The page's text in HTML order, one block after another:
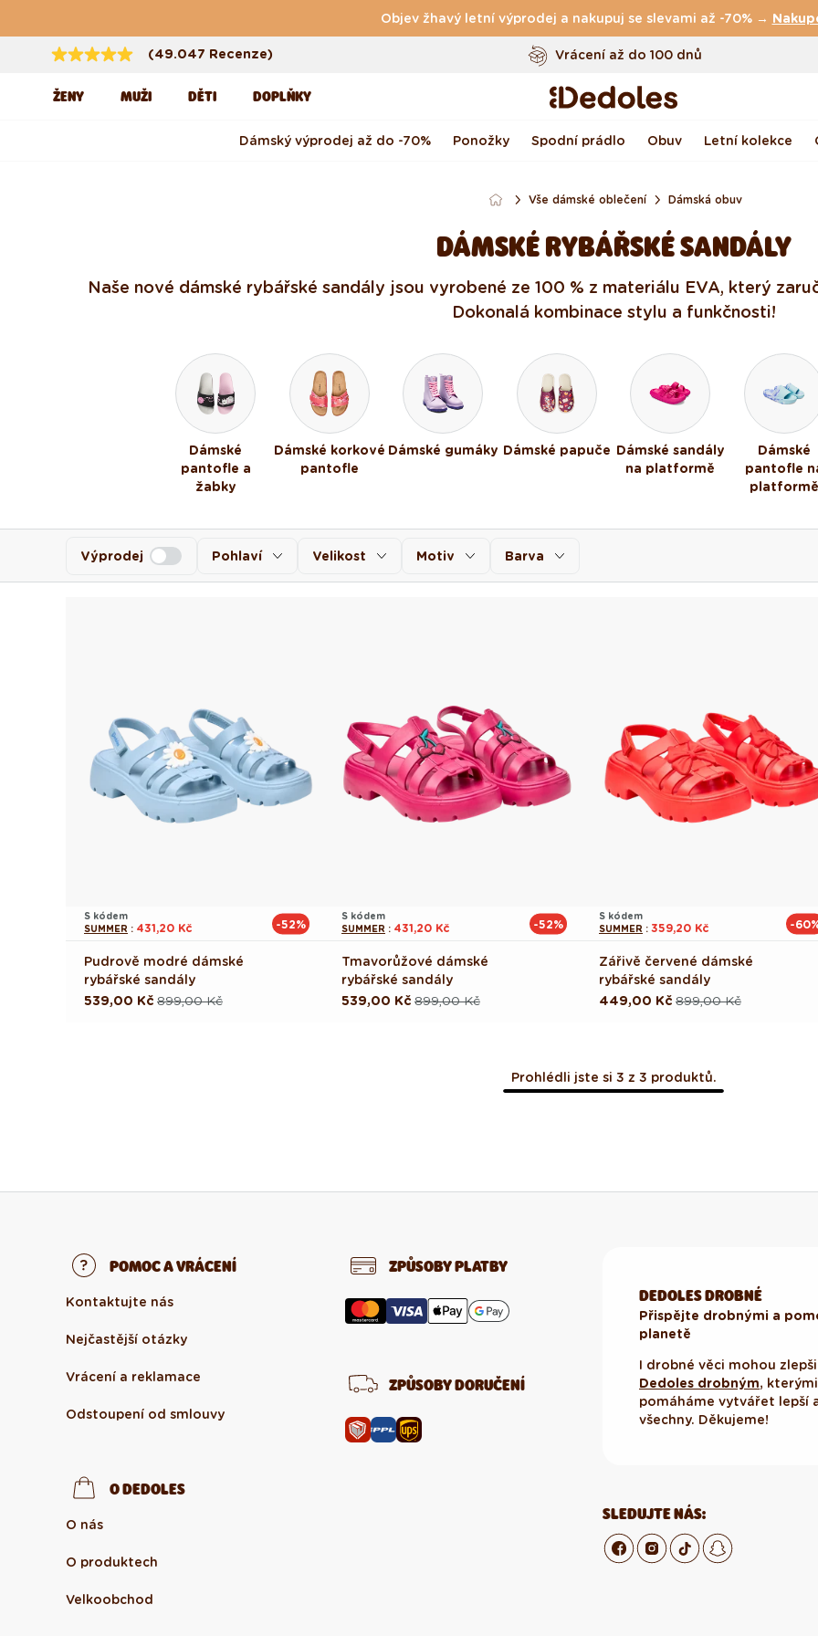
Objev žhavý letní výprodej a nakupuj se slevami až -70% →
(49.047 Recenze)
Dopravazdarma nad999 Kč
Vrácení až do 100 dnů
Originální design navržený u nás
ŽENY MUŽI DĚTI DOPLŇKY
Dámský výprodej až do -70% Ponožky Spodní prádlo Obuv Letní kolekce
Vše dámské oblečení Dámská obuv
DÁMSKÉ RYBÁŘSKÉ SANDÁLY
Naše nové dámské rybářské sandály jsou vyrobené ze 100 % z materiálu EVA, který
Dokonalá kombinace stylu a funkčnosti!
Dámské
pantofle a
žabky
Dámské korkové
pantofle
Dámské gumáky Dámské papuče Dámské sandály
na platformě
Dámské
pantofle
platformě
Pohlaví Velikost Motiv Barva
Výprodej
S kódem
SUMMER : 431,20 Kč -52%
Pudrově modré dámské
rybářské sandály
Běžná
899,00 Kč
Výprodejová
539,00 Kč
S kódem
SUMMER : 431,20 Kč -52%
Tmavorůžové dámské
rybářské sandály
Běžná
899,00 Kč
Výprodejová
539,00 Kč
S kódem
SUMMER : 359,20 Kč -
Zářivě červené dámské
rybářské sandály
Běžná
899,00 Kč
Výprodejová
449,00 Kč
Prohlédli jste si 3 z 3 produktů.
POMOC A VRÁCENÍ
Kontaktujte nás
Nejčastější otázky
Vrácení a reklamace
Odstoupení od smlouvy
O DEDOLES
O nás
O produktech
Velkoobchod
ZPŮSOBY PLATBY
ZPŮSOBY DORUČENÍ
DEDOLES DROBNÉ
Přispějte drobnými a
planetě
I drobné věci mohou
Dedoles drobným,
pomáháme vytvářet lepší
všechny. Děkujeme!
SLEDUJTE NÁS: